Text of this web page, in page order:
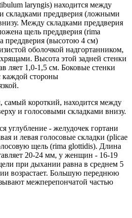
laryngis) находится между
складками преддверия (ложными
Между складками преддверия
щель преддверия (rima
преддверия (высотою 4 см)
оболочкой надгортанником,
Высота этой задней стенки
ляет 1,0-1,5 см. Боковые стенки
каждой стороны
короткий, находится между
и голосовыми складками внизу.
углубление - желудочек гортани
и левая голосовые складки (plicae
щель (rima glottidis). Длина
20-24 мм, у женщин - 16-19
при дыхании равна в среднем 5
возрастает. Большую переднюю
межперепончатой частью